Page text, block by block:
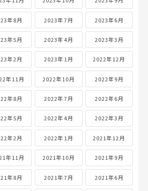
年8月 2023年7月 2023年6月
年5月 2023年4月 2023年3月
年2月 2023年1月 2022年12月
年11月 2022年10月 2022年9月
年8月 2022年7月 2022年6月
年5月 2022年4月 2022年3月
年2月 2022年1月 2021年12月
年11月 2021年10月 2021年9月
年8月 2021年7月 2021年6月